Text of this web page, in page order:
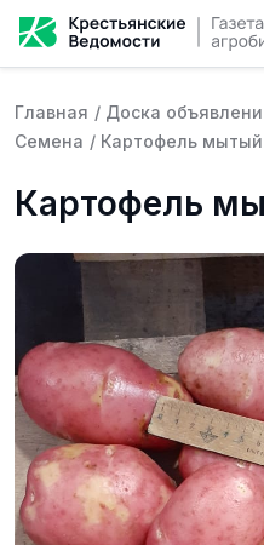
Главная / Доска
Семена / Картофель мытый
Картофель